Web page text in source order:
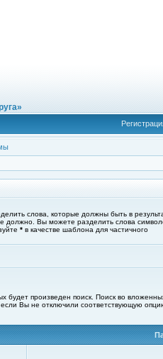
слова, которые должны быть в
должно. Вы можете разделить слова
* в качестве шаблона для частичного
произведен поиск. Поиск во
если Вы не отключили соответствующую